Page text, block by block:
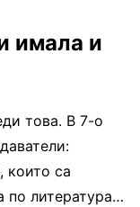
имала и
това. В 7-о
които са
по литература…